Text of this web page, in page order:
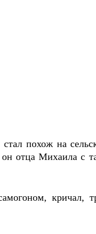
похож на
отца Михаила с
кричал,